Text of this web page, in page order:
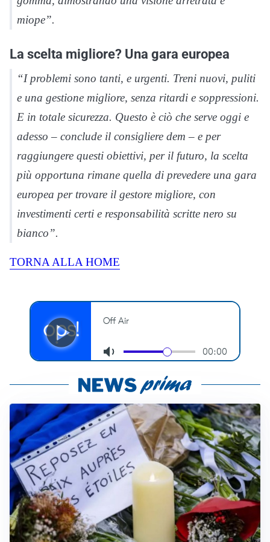
miope”.
La scelta migliore? Una gara europea
“I problemi sono tanti, e urgenti. Treni nuovi, puliti
e una gestione migliore, senza ritardi e soppressioni.
E in totale sicurezza. Questo è ciò che serve oggi e
adesso – conclude il consigliere dem – e per
raggiungere questi obiettivi, per il futuro, la scelta
più opportuna rimane quella di prevedere una gara
europea per trovare il gestore migliore, con
investimenti certi e responsabilità scritte nero su
bianco”.
TORNA ALLA HOME